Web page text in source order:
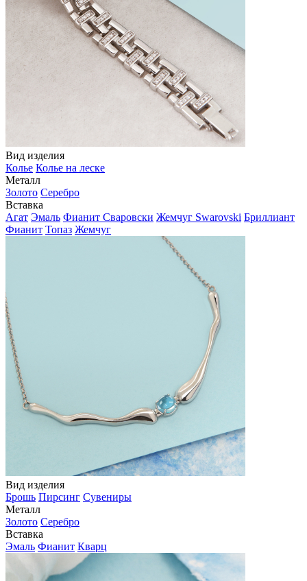
Вид изделия
Колье Колье на леске
Металл
Золото Серебро
Вставка
Агат Эмаль Фианит Сваровски Жемчуг Swarovski Бриллиант
Фианит Топаз Жемчуг
Вид изделия
Брошь Пирсинг Сувениры
Металл
Золото Серебро
Вставка
Эмаль Фианит Кварц